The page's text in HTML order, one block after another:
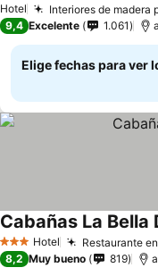
Hotel Interiores de madera
9,4 Excelente 1.061
Elige fechas para ver
3 Estrellas
Hotel Restaurante
Cabañas La Bella
8,2 Muy bueno 819